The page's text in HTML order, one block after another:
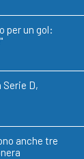
per un gol:
D,
anche tre